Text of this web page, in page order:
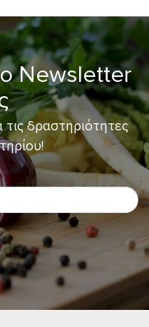
Newsletter
δραστηριότητες